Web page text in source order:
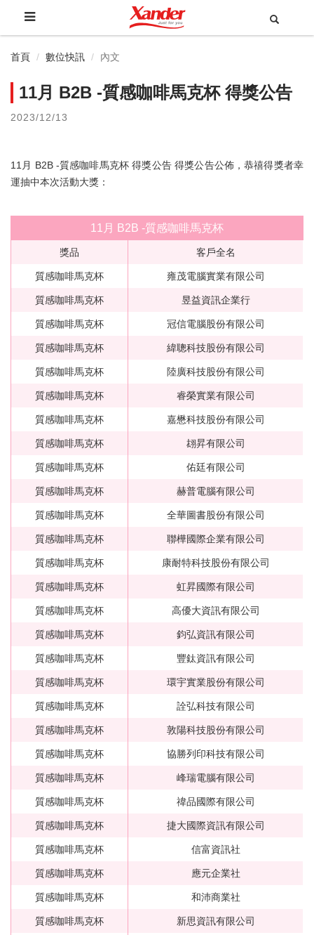
首頁 數位快訊 內文
11月 B2B -質感咖啡馬克杯 得獎公告
2023/12/13
11月 B2B -質感咖啡馬克杯 得獎公告 得獎公告公佈，恭禧得獎者幸
運抽中本次活動大獎：
11月 B2B -質感咖啡馬克杯
獎品 客戶全名
質感咖啡馬克杯 雍茂電腦實業有限公司
質感咖啡馬克杯 昱益資訊企業行
質感咖啡馬克杯 冠信電腦股份有限公司
質感咖啡馬克杯 緯聰科技股份有限公司
質感咖啡馬克杯 陸廣科技股份有限公司
質感咖啡馬克杯 睿榮實業有限公司
質感咖啡馬克杯 嘉懋科技股份有限公司
質感咖啡馬克杯 翃昇有限公司
質感咖啡馬克杯 佑廷有限公司
質感咖啡馬克杯 赫普電腦有限公司
質感咖啡馬克杯 全華圖書股份有限公司
質感咖啡馬克杯 聯樺國際企業有限公司
質感咖啡馬克杯 康耐特科技股份有限公司
質感咖啡馬克杯 虹昇國際有限公司
質感咖啡馬克杯 高優大資訊有限公司
質感咖啡馬克杯 鈞弘資訊有限公司
質感咖啡馬克杯 豐鈦資訊有限公司
質感咖啡馬克杯 環宇實業股份有限公司
質感咖啡馬克杯 詮弘科技有限公司
質感咖啡馬克杯 敦陽科技股份有限公司
質感咖啡馬克杯 協勝列印科技有限公司
質感咖啡馬克杯 峰瑞電腦有限公司
質感咖啡馬克杯 禕品國際有限公司
質感咖啡馬克杯 捷大國際資訊有限公司
質感咖啡馬克杯 信富資訊社
質感咖啡馬克杯 應元企業社
質感咖啡馬克杯 和沛商業社
質感咖啡馬克杯 新思資訊有限公司